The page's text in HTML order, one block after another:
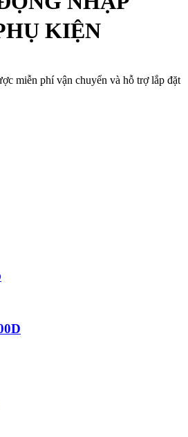
KIỆN
miễn phí vận chuyển và hỗ trợ lắp đặt